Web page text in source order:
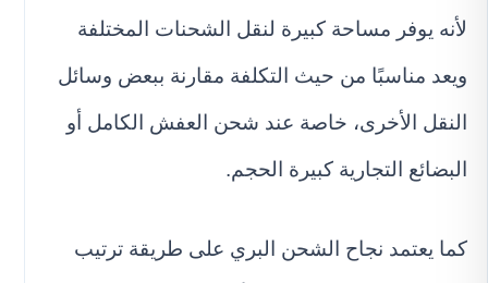
لأنه يوفر مساحة كبيرة لنقل الشحنات المختلفة
ويعد مناسبًا من حيث التكلفة مقارنة ببعض وسائل
النقل الأخرى، خاصة عند شحن العفش الكامل أو
البضائع التجارية كبيرة الحجم.
كما يعتمد نجاح الشحن البري على طريقة ترتيب